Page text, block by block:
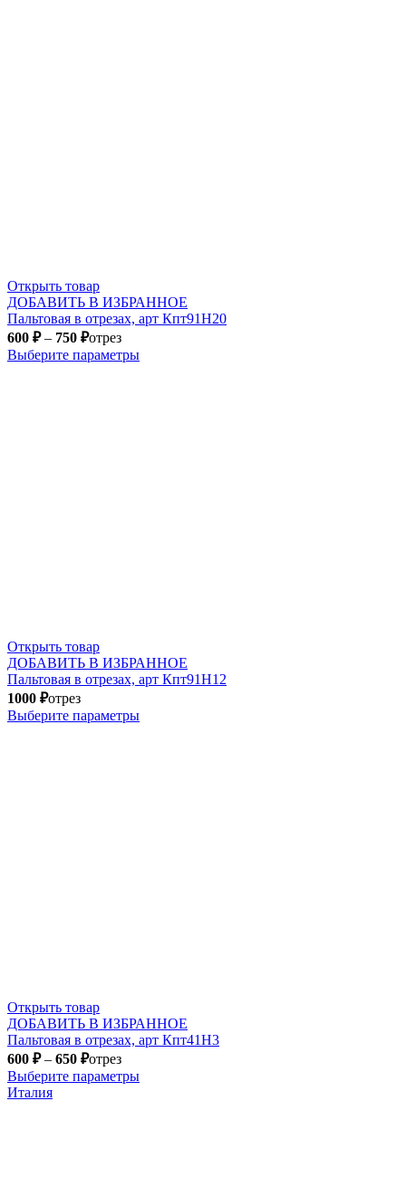
Открыть товар
ДОБАВИТЬ В ИЗБРАННОЕ
Пальтовая в отрезах, арт Кпт91Н20
600 ₽– 750 ₽отрез
Выберите параметры
Открыть товар
ДОБАВИТЬ В ИЗБРАННОЕ
Пальтовая в отрезах, арт Кпт91Н12
1000 ₽отрез
Выберите параметры
Открыть товар
ДОБАВИТЬ В ИЗБРАННОЕ
Пальтовая в отрезах, арт Кпт41Н3
600 ₽– 650 ₽отрез
Выберите параметры
Италия